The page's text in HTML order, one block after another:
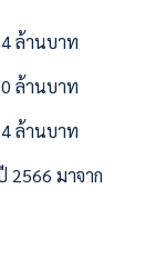
ล้านบาท
ล้านบาท
ล้านบาท
2566 มาจาก